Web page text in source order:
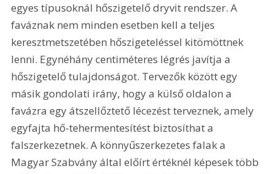
egyes típusoknál hőszigetelő dryvit rendszer. A
faváznak nem minden esetben kell a teljes
keresztmetszetében hőszigeteléssel kitömöttnek
lenni. Egynéhány centiméteres légrés javítja a
hőszigetelő tulajdonságot. Tervezők között egy
másik gondolati irány, hogy a külső oldalon a
favázra egy átszellőztető lécezést terveznek, amely
egyfajta hő-tehermentesítést biztosíthat a
falszerkezetnek. A könnyűszerkezetes falak a
Magyar Szabvány által előírt értéknél képesek több